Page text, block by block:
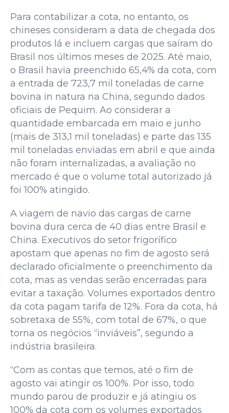
Para contabilizar a cota, no entanto, os
chineses consideram a data de chegada dos
produtos lá e incluem cargas que saíram do
Brasil nos últimos meses de 2025. Até maio,
o Brasil havia preenchido 65,4% da cota, com
a entrada de 723,7 mil toneladas de carne
bovina in natura na China, segundo dados
oficiais de Pequim. Ao considerar a
quantidade embarcada em maio e junho
(mais de 313,1 mil toneladas) e parte das 135
mil toneladas enviadas em abril e que ainda
não foram internalizadas, a avaliação no
mercado é que o volume total autorizado já
foi 100% atingido.
A viagem de navio das cargas de carne
bovina dura cerca de 40 dias entre Brasil e
China. Executivos do setor frigorífico
apostam que apenas no fim de agosto será
declarado oficialmente o preenchimento da
cota, mas as vendas serão encerradas para
evitar a taxação. Volumes exportados dentro
da cota pagam tarifa de 12%. Fora da cota, há
sobretaxa de 55%, com total de 67%, o que
torna os negócios “inviáveis”, segundo a
indústria brasileira.
“Com as contas que temos, até o fim de
agosto vai atingir os 100%. Por isso, todo
mundo parou de produzir e já atingiu os
100% da cota com os volumes exportados